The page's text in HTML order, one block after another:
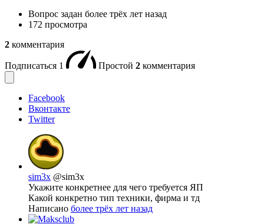
Вопрос задан более трёх лет назад
172 просмотра
2 комментария
Подписаться 1 Простой 2 комментария
Facebook
Вконтакте
Twitter
sim3x @sim3x
Укажите конкретнее для чего требуется ЯП
Какой конкретно тип техники, фирма и тд
Написано более трёх лет назад